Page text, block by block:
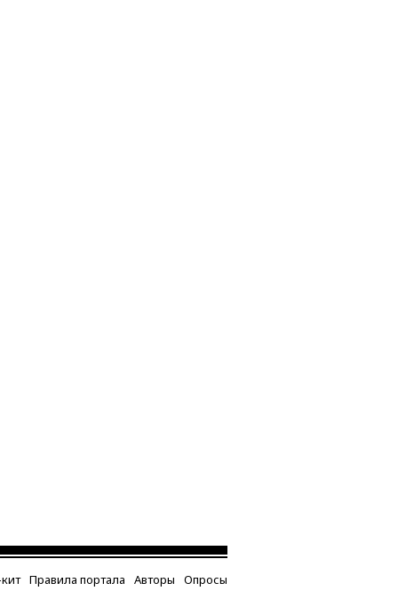
Правила портала Авторы Опросы